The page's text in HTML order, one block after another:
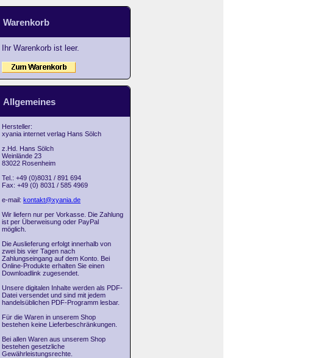
Warenkorb
Ihr Warenkorb ist leer.
Allgemeines
Hersteller:
xyania internet verlag Hans Sölch
z.Hd. Hans Sölch
Weinlände 23
83022 Rosenheim
Tel.: +49 (0)8031 / 891 694
Fax: +49 (0) 8031 / 585 4969
e-mail: kontakt@xyania.de
Wir liefern nur per Vorkasse. Die Zahlung
ist per Überweisung oder PayPal
möglich.
Die Auslieferung erfolgt innerhalb von
zwei bis vier Tagen nach
Zahlungseingang auf dem Konto. Bei
Online-Produkte erhalten Sie einen
Downloadlink zugesendet.
Unsere digitalen Inhalte werden als PDF-
Datei versendet und sind mit jedem
handelsüblichen PDF-Programm lesbar.
Für die Waren in unserem Shop
bestehen keine Lieferbeschränkungen.
Bei allen Waren aus unserem Shop
bestehen gesetzliche
Gewährleistungsrechte.